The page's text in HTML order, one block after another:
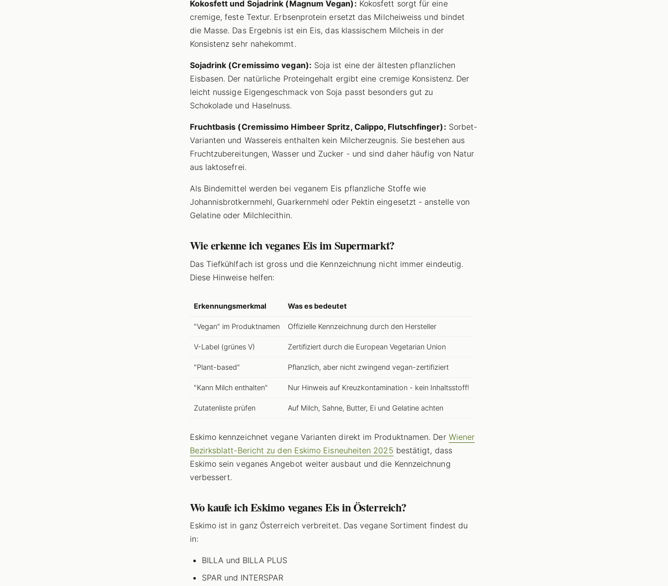
Kokosfett und Sojadrink (Magnum Vegan): Kokosfett sorgt für eine
cremige, feste Textur. Erbsenprotein ersetzt das Milcheiweiss und bindet
die Masse. Das Ergebnis ist ein Eis, das klassischem Milcheis in der
Konsistenz sehr nahekommt.
Sojadrink (Cremissimo vegan): Soja ist eine der ältesten pflanzlichen
Eisbasen. Der natürliche Proteingehalt ergibt eine cremige Konsistenz. Der
leicht nussige Eigengeschmack von Soja passt besonders gut zu
Schokolade und Haselnuss.
Fruchtbasis (Cremissimo Himbeer Spritz, Calippo, Flutschfinger): Sorbet-
Varianten und Wassereis enthalten kein Milcherzeugnis. Sie bestehen aus
Fruchtzubereitungen, Wasser und Zucker - und sind daher häufig von Natur
aus laktosefrei.
Als Bindemittel werden bei veganem Eis pflanzliche Stoffe wie
Johannisbrotkernmehl, Guarkernmehl oder Pektin eingesetzt - anstelle von
Gelatine oder Milchlecithin.
Wie erkenne ich veganes Eis im Supermarkt?
Das Tiefkühlfach ist gross und die Kennzeichnung nicht immer eindeutig.
Diese Hinweise helfen:
Erkennungsmerkmal Was es bedeutet
"Vegan" im Produktnamen Offizielle Kennzeichnung durch den Hersteller
V-Label (grünes V) Zertifiziert durch die European Vegetarian Union
"Plant-based" Pflanzlich, aber nicht zwingend vegan-zertifiziert
"Kann Milch enthalten" Nur Hinweis auf Kreuzkontamination - kein Inhaltsstoff!
Zutatenliste prüfen Auf Milch, Sahne, Butter, Ei und Gelatine achten
Eskimo kennzeichnet vegane Varianten direkt im Produktnamen. Der Wiener
Bezirksblatt-Bericht zu den Eskimo Eisneuheiten 2025 bestätigt, dass
Eskimo sein veganes Angebot weiter ausbaut und die Kennzeichnung
verbessert.
Wo kaufe ich Eskimo veganes Eis in Österreich?
Eskimo ist in ganz Österreich verbreitet. Das vegane Sortiment findest du
in:
BILLA und BILLA PLUS
SPAR und INTERSPAR